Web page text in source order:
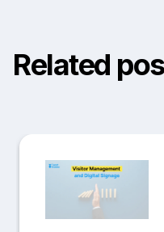
Related